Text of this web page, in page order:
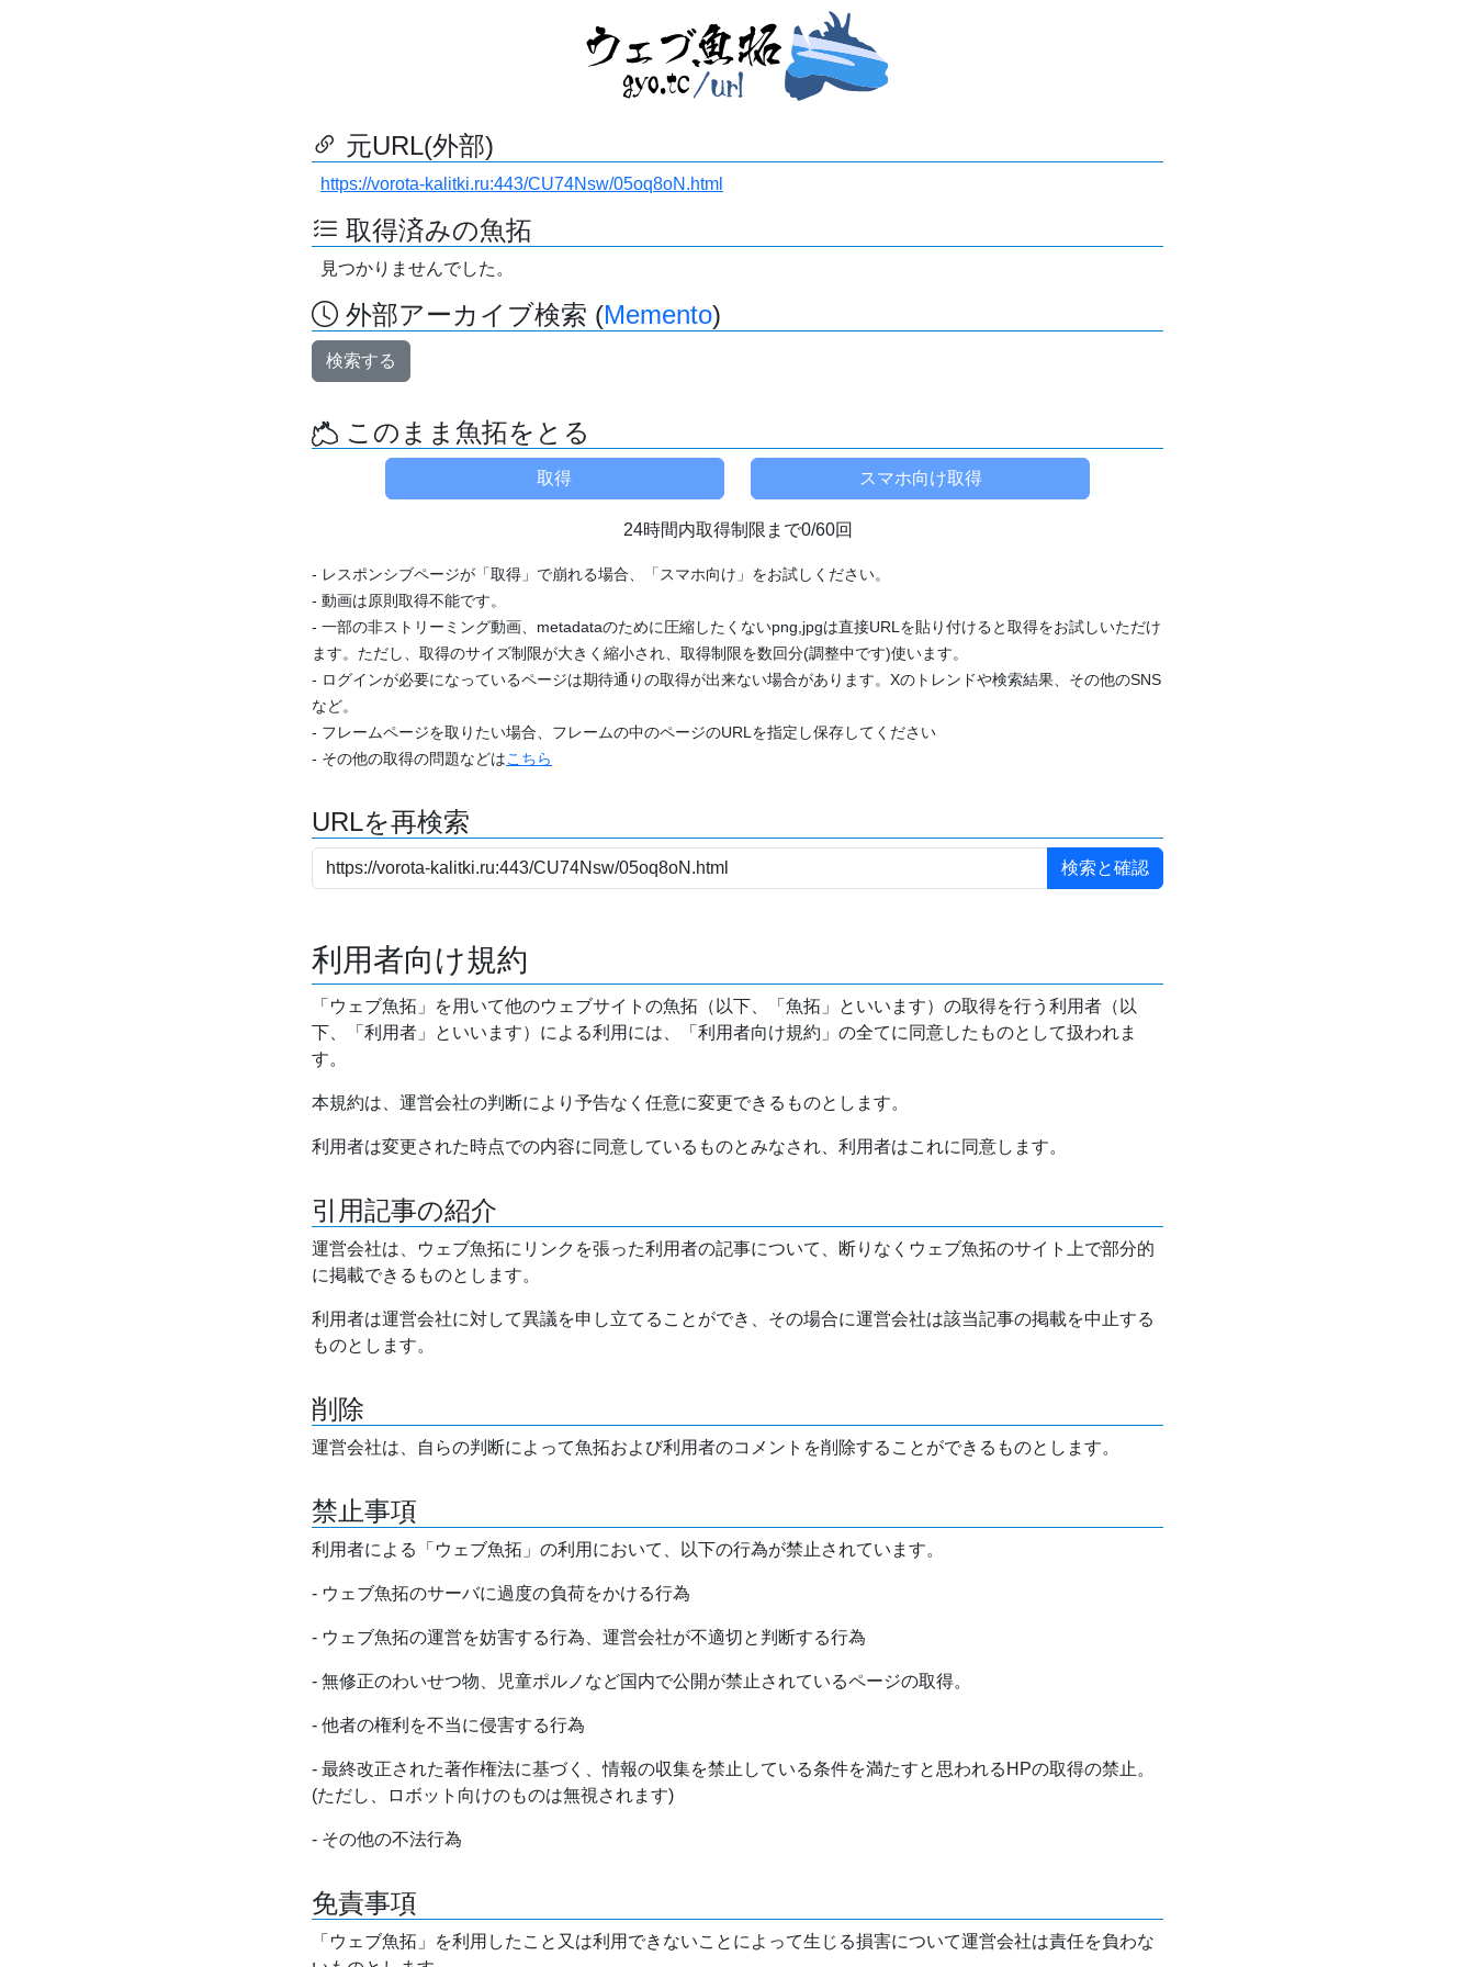
元URL(外部)
https://vorota-kalitki.ru:443/CU74Nsw/05oq8oN.html
取得済みの魚拓
見つかりませんでした。
外部アーカイブ検索 (Memento)
検索する
このまま魚拓をとる
24時間内取得制限まで0/60回
- レスポンシブページが「取得」で崩れる場合、「スマホ向け」をお試しください。
- 動画は原則取得不能です。
- 一部の非ストリーミング動画、metadataのために圧縮したくないpng,jpgは直接URLを貼り付けると取得をお試しいただけ
ます。ただし、取得のサイズ制限が大きく縮小され、取得制限を数回分(調整中です)使います。
- ログインが必要になっているページは期待通りの取得が出来ない場合があります。Xのトレンドや検索結果、その他のSNS
など。
- フレームページを取りたい場合、フレームの中のページのURLを指定し保存してください
- その他の取得の問題などはこちら
URLを再検索
利用者向け規約
「ウェブ魚拓」を用いて他のウェブサイトの魚拓（以下、「魚拓」といいます）の取得を行う利用者（以
下、「利用者」といいます）による利用には、「利用者向け規約」の全てに同意したものとして扱われま
す。
本規約は、運営会社の判断により予告なく任意に変更できるものとします。
利用者は変更された時点での内容に同意しているものとみなされ、利用者はこれに同意します。
引用記事の紹介
運営会社は、ウェブ魚拓にリンクを張った利用者の記事について、断りなくウェブ魚拓のサイト上で部分的
に掲載できるものとします。
利用者は運営会社に対して異議を申し立てることができ、その場合に運営会社は該当記事の掲載を中止する
ものとします。
削除
運営会社は、自らの判断によって魚拓および利用者のコメントを削除することができるものとします。
禁止事項
利用者による「ウェブ魚拓」の利用において、以下の行為が禁止されています。
- ウェブ魚拓のサーバに過度の負荷をかける行為
- ウェブ魚拓の運営を妨害する行為、運営会社が不適切と判断する行為
- 無修正のわいせつ物、児童ポルノなど国内で公開が禁止されているページの取得。
- 他者の権利を不当に侵害する行為
- 最終改正された著作権法に基づく、情報の収集を禁止している条件を満たすと思われるHPの取得の禁止。
(ただし、ロボット向けのものは無視されます)
- その他の不法行為
免責事項
「ウェブ魚拓」を利用したこと又は利用できないことによって生じる損害について運営会社は責任を負わな